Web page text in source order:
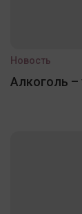
Новость
Алкоголь –